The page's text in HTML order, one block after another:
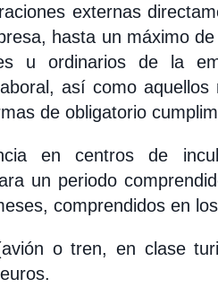
externas
hasta un máximo
u ordinarios de la
así como aquellos
de obligatorio
en centros de
un periodo
comprendidos en
o tren, en clase